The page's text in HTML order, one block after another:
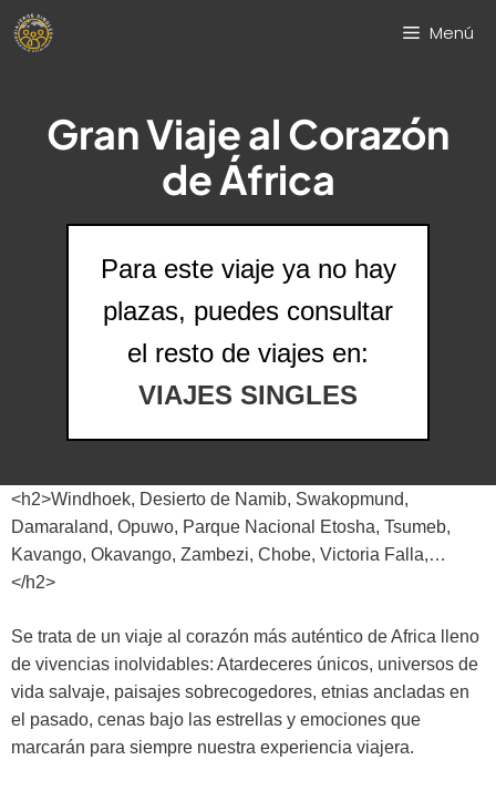
Saltar
Menú
Gran Viaje al Corazón
de África
Para este viaje ya no hay
plazas, puedes consultar
el resto de viajes en:
VIAJES SINGLES
<h2>Windhoek, Desierto de Namib, Swakopmund,
Damaraland, Opuwo, Parque Nacional Etosha, Tsumeb,
Kavango, Okavango, Zambezi, Chobe, Victoria Falla,…
</h2>
Se trata de un viaje al corazón más auténtico de Africa lleno
de vivencias inolvidables: Atardeceres únicos, universos de
vida salvaje, paisajes sobrecogedores, etnias ancladas en
el pasado, cenas bajo las estrellas y emociones que
marcarán para siempre nuestra experiencia viajera.